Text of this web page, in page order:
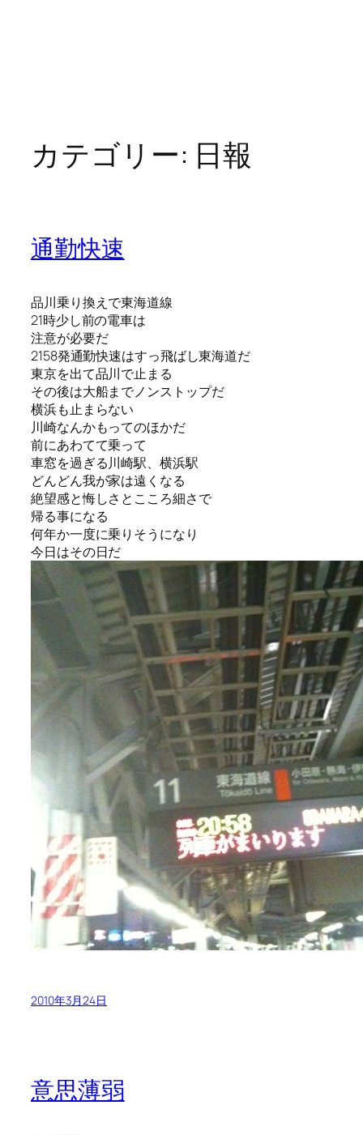
カテゴリー: 日報
通勤快速
品川乗り換えで東海道線
21時少し前の電車は
注意が必要だ
2158発通勤快速はすっ飛ばし東海道だ
東京を出て品川で止まる
その後は大船までノンストップだ
横浜も止まらない
川崎なんかもってのほかだ
前にあわてて乗って
車窓を過ぎる川崎駅、横浜駅
どんどん我が家は遠くなる
絶望感と悔しさとこころ細さで
帰る事になる
何年か一度に乗りそうになり
今日はその日だ
2010年3月24日
意思薄弱